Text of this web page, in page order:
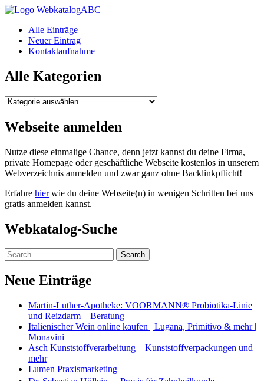
WebkatalogABC
Alle Einträge
Neuer Eintrag
Kontaktaufnahme
Alle Kategorien
Alle
Webseite anmelden
Nutze diese einmalige Chance, denn jetzt kannst du deine Firma,
private Homepage oder geschäftliche Webseite kostenlos in unserem
Webverzeichnis anmelden und zwar ganz ohne Backlinkpflicht!
Erfahre hierwie du deine Webseite(n) in wenigen Schritten bei uns
gratis anmelden kannst.
Webkatalog-Suche
Neue Einträge
Martin-Luther-Apotheke: VOORMANN® Probiotika-Linie
und Reizdarm – Beratung
Italienischer Wein online kaufen | Lugana, Primitivo & mehr |
Monavini
Asch Kunststoffverarbeitung – Kunststoffverpackungen und
mehr
Lumen Praxismarketing